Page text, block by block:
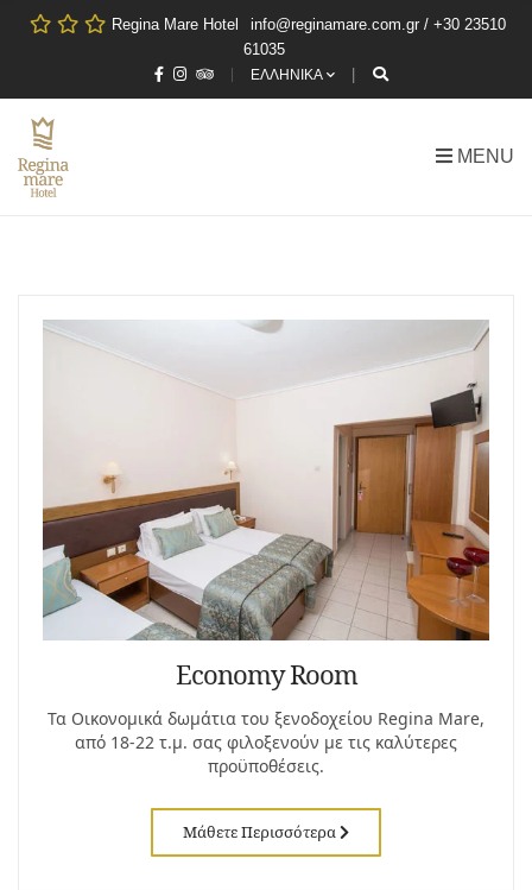
Regina Mare Hotel
info@reginamare.com.gr / +30 23510
61035
ΕΛΛΗΝΙΚΑ
MENU
Economy Room
Τα Οικονομικά δωμάτια του ξενοδοχείου Regina Mare,
από 18-22 τ.μ. σας φιλοξενούν με τις καλύτερες
προϋποθέσεις.
Μάθετε Περισσότερα